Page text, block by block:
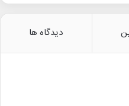
کامیک_کان
میزهنری
دیدگاه ها